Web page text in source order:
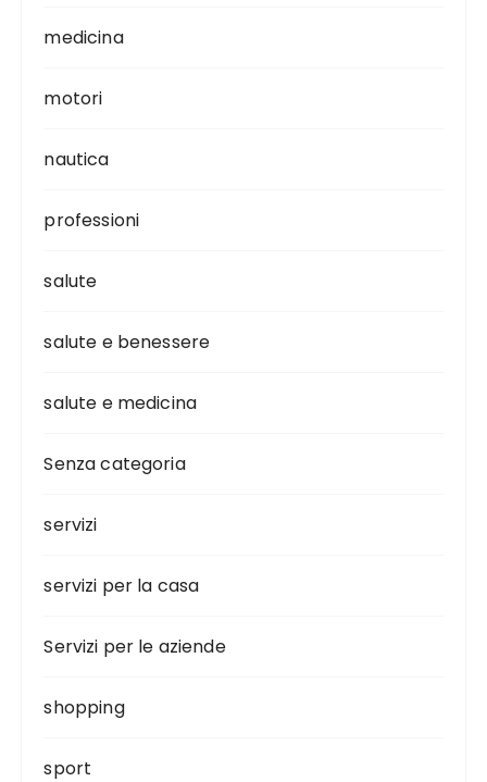
medicina
motori
nautica
professioni
salute
salute e benessere
salute e medicina
Senza categoria
servizi
servizi per la casa
Servizi per le aziende
shopping
sport